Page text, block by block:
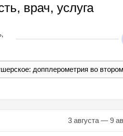
врач, услуга
допплерометрия во
3 августа — 9